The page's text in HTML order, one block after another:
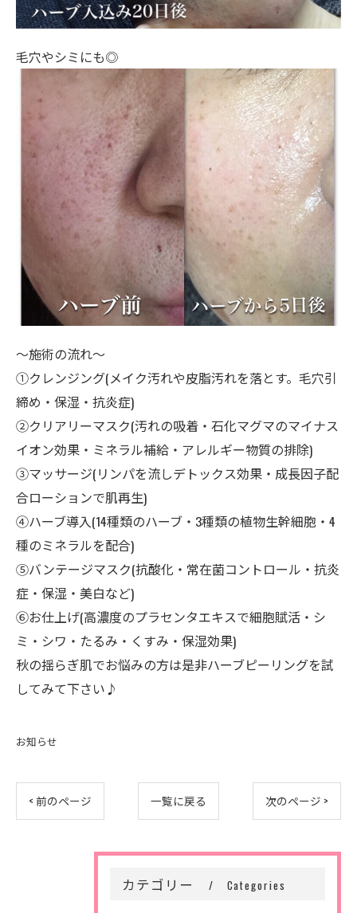
毛穴やシミにも◎
～施術の流れ～
①クレンジング(メイク汚れや皮脂汚れを落とす。毛穴引
締め・保湿・抗炎症)
②クリアリーマスク(汚れの吸着・石化マグマのマイナス
イオン効果・ミネラル補給・アレルギー物質の排除)
③マッサージ(リンパを流しデトックス効果・成長因子配
合ローションで肌再生)
④ハーブ導入(14種類のハーブ・3種類の植物生幹細胞・4
種のミネラルを配合)
⑤バンテージマスク(抗酸化・常在菌コントロール・抗炎
症・保湿・美白など)
⑥お仕上げ(高濃度のプラセンタエキスで細胞賦活・シ
ミ・シワ・たるみ・くすみ・保湿効果)
秋の揺らぎ肌でお悩みの方は是非ハーブピーリングを試
してみて下さい♪
お知らせ
< 前のページ 一覧に戻る 次のページ >
カテゴリー Categories